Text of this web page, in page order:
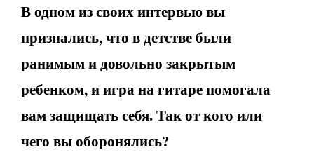
В одном из своих интервью вы
признались, что в детстве были
ранимым и довольно закрытым
ребенком, и игра на гитаре помогала
вам защищать себя. Так от кого или
чего вы оборонялись?